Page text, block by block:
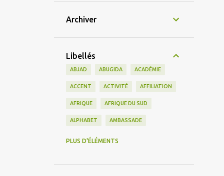
Archiver
Libellés
ABJAD ABUGIDA ACADÉMIE
ACCENT ACTIVITÉ AFFILIATION
AFRIQUE AFRIQUE DU SUD
ALPHABET AMBASSADE
AMERICAIN
PLUS D'ÉLÉMENTS